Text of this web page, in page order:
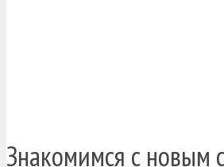
Знакомимся с новым